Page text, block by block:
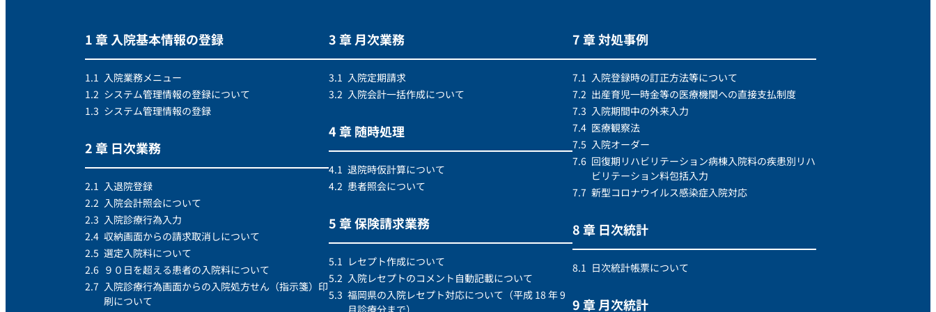
1 章 入院基本情報の登録
1.1 入院業務メニュー
1.2 システム管理情報の登録について
1.3 システム管理情報の登録
2 章 日次業務
2.1 入退院登録
2.2 入院会計照会について
2.3 入院診療行為入力
2.4 収納画面からの請求取消しについて
2.5 選定入院料について
2.6 ９０日を超える患者の入院料について
2.7 入院診療行為画面からの入院処方せん（指示箋）印
刷について
3 章 月次業務
3.1 入院定期請求
3.2 入院会計一括作成について
4 章 随時処理
4.1 退院時仮計算について
4.2 患者照会について
5 章 保険請求業務
5.1 レセプト作成について
5.2 入院レセプトのコメント自動記載について
5.3 福岡県の入院レセプト対応について（平成 18 年 9
7 章 対処事例
7.1 入院登録時の訂正方法等について
7.2 出産育児一時金等の医療機関への直接支払制度
7.3 入院期間中の外来入力
7.4 医療観察法
7.5 入院オーダー
7.6 回復期リハビリテーション病棟入院料の疾患別リハ
ビリテーション料包括入力
7.7 新型コロナウイルス感染症入院対応
8 章 日次統計
8.1 日次統計帳票について
9 章 月次統計